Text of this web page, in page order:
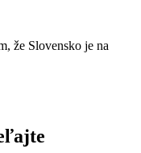
že Slovensko je na